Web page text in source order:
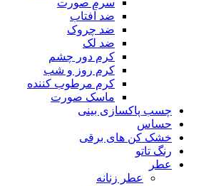
ضد آفتاب
ضد چروک
ضد لک
کرم دور چشم
کرم روز و شب
کرم مرطوب کننده
ماسک صورت
چسب پاکسازی بینی
حساس
خشک کن های برقی
رنگ تاتو
عطر
عطر زنانه